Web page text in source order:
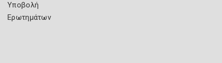
Υποβολή
Ερωτημάτων